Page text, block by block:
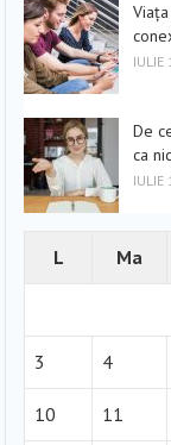
IULIE
De
ca
IULIE
L Ma
3 4
10 11